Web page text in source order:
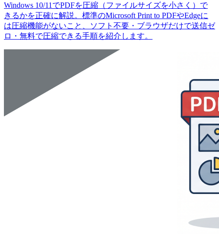
Windows 10/11でPDFを圧縮（ファイルサイズを小さく）で
きるかを正確に解説。標準のMicrosoft Print to PDFやEdgeに
は圧縮機能がないこと、ソフト不要・ブラウザだけで送信ゼ
ロ・無料で圧縮できる手順を紹介します。